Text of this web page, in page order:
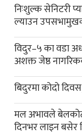
निःशुल्क सेनिटरी
ल्याउन
विदुर–५ का वडा
अशक्त जेष्ठ
बिदुरमा कोदो
मल अभावले
दिनभर लाइन बसेर